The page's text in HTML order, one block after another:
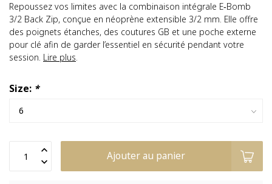
Repoussez vos limites avec la combinaison intégrale E‑Bomb
3/2 Back Zip, conçue en néoprène extensible 3/2 mm. Elle offre
des poignets étanches, des coutures GB et une poche externe
pour clé afin de garder l’essentiel en sécurité pendant votre
session. Lire plus.
Size: *
Ajouter au panier